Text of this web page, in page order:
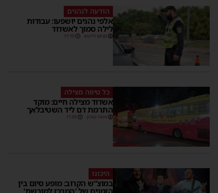
הודעה לנהגים
אלפי נהגים יושפעו: עבודות
לילה סמוך לאשדוד
מנחם דויטש 11:10
כל טיפה מצילה
אשדוד מצילה חיים: מוקד
התרמת דם ליד השטיבלאך
משה קאהן 11:05
היכונו
במוצ”ש הקרוב: מופע סיום בין